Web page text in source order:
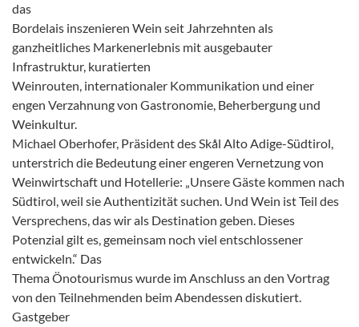
das
Bordelais inszenieren Wein seit Jahrzehnten als
ganzheitliches Markenerlebnis mit ausgebauter
Infrastruktur, kuratierten
Weinrouten, internationaler Kommunikation und einer
engen Verzahnung von Gastronomie, Beherbergung und
Weinkultur.
Michael Oberhofer, Präsident des Skål Alto Adige-Südtirol,
unterstrich die Bedeutung einer engeren Vernetzung von
Weinwirtschaft und Hotellerie: „Unsere Gäste kommen nach
Südtirol, weil sie Authentizität suchen. Und Wein ist Teil des
Versprechens, das wir als Destination geben. Dieses
Potenzial gilt es, gemeinsam noch viel entschlossener
entwickeln.“ Das
Thema Önotourismus wurde im Anschluss an den Vortrag
von den Teilnehmenden beim Abendessen diskutiert.
Gastgeber